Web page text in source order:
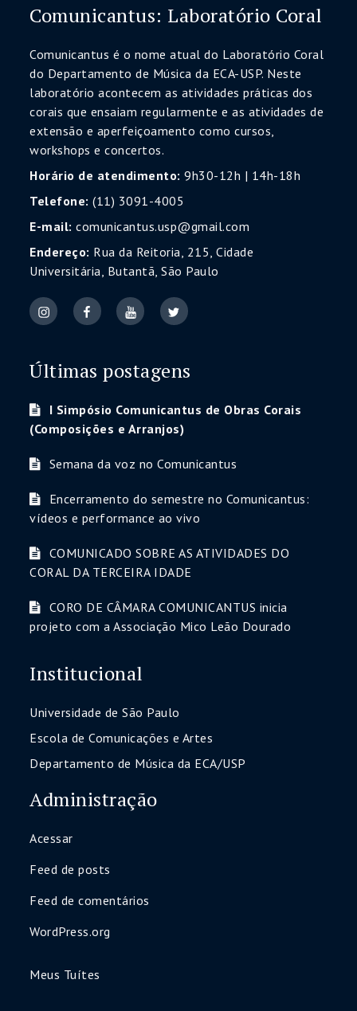
Comunicantus: Laboratório Coral
Comunicantus é o nome atual do Laboratório Coral
do Departamento de Música da ECA-USP. Neste
laboratório acontecem as atividades práticas dos
corais que ensaiam regularmente e as atividades de
extensão e aperfeiçoamento como cursos,
workshops e concertos.
Horário de atendimento: 9h30-12h | 14h-18h
Telefone: (11) 3091-4005
E-mail: comunicantus.usp@gmail.com
Endereço: Rua da Reitoria, 215, Cidade
Universitária, Butantã, São Paulo
Últimas postagens
I Simpósio Comunicantus de Obras Corais
(Composições e Arranjos)
Semana da voz no Comunicantus
Encerramento do semestre no Comunicantus:
vídeos e performance ao vivo
COMUNICADO SOBRE AS ATIVIDADES DO
CORAL DA TERCEIRA IDADE
CORO DE CÂMARA COMUNICANTUS inicia
projeto com a Associação Mico Leão Dourado
Institucional
Universidade de São Paulo
Escola de Comunicações e Artes
Departamento de Música da ECA/USP
Administração
Acessar
Feed de posts
Feed de comentários
WordPress.org
Meus Tuítes